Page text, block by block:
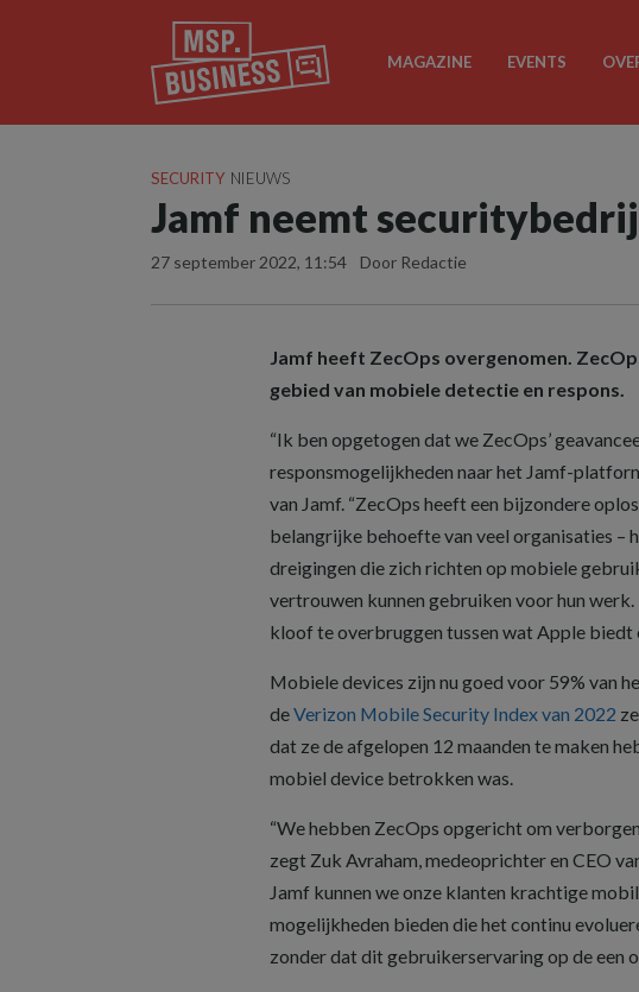
MAGAZINE EVENTS
SECURITY NIEUWS
Jamf neemt
27 september 2022, 11:54 Door Redactie
Jamf heeft ZecOps overgenomen.
gebied van mobiele detectie en respons.
“Ik ben opgetogen dat we ZecOps’
responsmogelijkheden naar het Jamf-
van Jamf. “ZecOps heeft een bijzondere
belangrijke behoefte van veel organisaties –
dreigingen die zich richten op mobiele
vertrouwen kunnen gebruiken voor hun
kloof te overbruggen tussen wat Apple biedt
Mobiele devices zijn nu goed voor 59% van
deVerizon Mobile Security Index van 2022
dat ze de afgelopen 12 maanden te maken
mobiel device betrokken was.
“We hebben ZecOps opgericht om
zegt Zuk Avraham, medeoprichter en CEO
Jamf kunnen we onze klanten krachtige
mogelijkheden bieden die het continu
zonder dat dit gebruikerservaring op de een